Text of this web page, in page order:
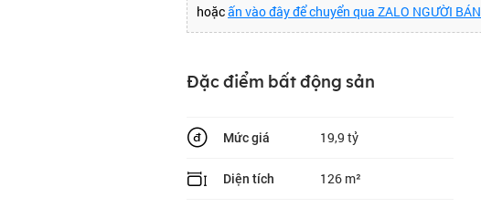
hoặcấn vào đây để chuyển qua ZALO NGƯỜI BÁN
Đặc điểm bất động sản
Mức giá 19,9 tỷ
Diện tích 126 m²